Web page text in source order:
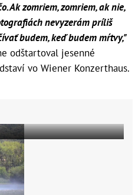
Ak zomriem, zomriem, ak nie,
nevyzerám príliš
budem, keď budem mŕtvy,"
odštartoval jesenné
vo Wiener Konzerthaus.